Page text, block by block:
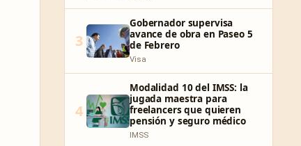
3
Gobernador supervisa
avance de obra en Paseo 5
de Febrero
Visa
4
Modalidad 10 del IMSS: la
jugada maestra para
freelancers que quieren
pensión y seguro médico
IMSS